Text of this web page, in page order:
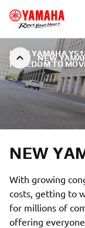
NEW
NEW YAMAHA
FREEDOM TO
NEW
With growing
costs, getting to
for millions of
offering